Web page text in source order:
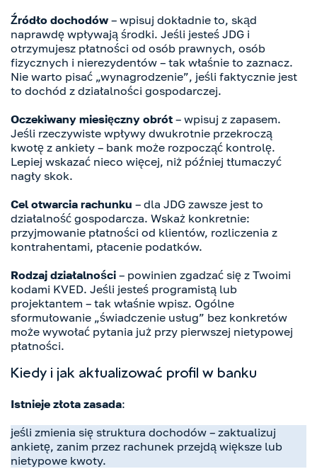
Źródło dochodów – wpisuj dokładnie to, skąd
naprawdę wpływają środki. Jeśli jesteś JDG i
otrzymujesz płatności od osób prawnych, osób
fizycznych i nierezydentów – tak właśnie to zaznacz.
Nie warto pisać „wynagrodzenie”, jeśli faktycznie jest
to dochód z działalności gospodarczej.
Oczekiwany miesięczny obrót – wpisuj z zapasem.
Jeśli rzeczywiste wpływy dwukrotnie przekroczą
kwotę z ankiety – bank może rozpocząć kontrolę.
Lepiej wskazać nieco więcej, niż później tłumaczyć
nagły skok.
Cel otwarcia rachunku – dla JDG zawsze jest to
działalność gospodarcza. Wskaż konkretnie:
przyjmowanie płatności od klientów, rozliczenia z
kontrahentami, płacenie podatków.
Rodzaj działalności – powinien zgadzać się z Twoimi
kodami KVED. Jeśli jesteś programistą lub
projektantem – tak właśnie wpisz. Ogólne
sformułowanie „świadczenie usług” bez konkretów
może wywołać pytania już przy pierwszej nietypowej
płatności.
Kiedy i jak aktualizować profil w banku
Istnieje złota zasada:
jeśli zmienia się struktura dochodów – zaktualizuj
ankietę, zanim przez rachunek przejdą większe lub
nietypowe kwoty.